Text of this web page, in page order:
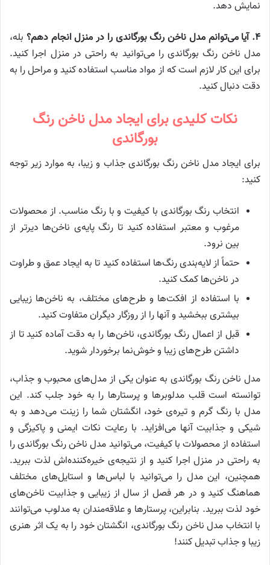
نمایش دهد.
۴. آیا می‌توانم مدل ناخن رنگ بورگاندی را در منزل انجام دهم؟
بله،
مدل ناخن رنگ بورگاندی را می‌توانید به راحتی در منزل اجرا کنید.
برای این کار لازم است که از مواد مناسب استفاده کنید و مراحل را به
دقت دنبال کنید.
نکات کلیدی برای ایجاد مدل ناخن رنگ
بورگاندی
برای ایجاد مدل ناخن رنگ بورگاندی جذاب و زیبا، به موارد زیر توجه
کنید:
انتخاب رنگ بورگاندی با کیفیت و با رنگ مناسب. از محصولات
مرغوب و معتبر استفاده کنید تا رنگ پایه‌ی ناخن‌ها دیرتر از
بین نرود.
حتماً از لایه‌بندی رنگ‌ها استفاده کنید تا به ایجاد عمق و طراوت
در ناخن‌ها کمک کنید.
با استفاده از افکت‌ها و طرح‌های مختلف، به ناخن‌ها زیبایی
بیشتری ببخشید و آنها را از روزگار دیگران متفاوت کنید.
قبل از اعمال رنگ بورگاندی، ناخن‌ها را به دقت آماده کنید تا از
داشتن طرح‌های زیبا و خوش‌نما برخوردار شوید.
مدل ناخن رنگ بورگاندی به عنوان یکی از مدل‌های محبوب و جذاب،
توانسته است قلب مد‌لوبرها و پرستارها را به خود جلب کند. این
مدل با رنگ گرم و تیره‌ی خود، انگشتان شما را زینت می‌دهد و به
شیکی و جذابیت آنها می‌افزاید. با رعایت نکات ایمنی و پاکیزگی و
استفاده از محصولات با کیفیت، می‌توانید مدل ناخن رنگ بورگاندی را
به راحتی در منزل اجرا کنید و از نتیجه‌ی خیره‌کننده‌اش لذت ببرید.
همچنین، این مدل را می‌توانید با لباس‌ها و استایل‌های مختلف
هماهنگ کنید و در هر فصل از سال از زیبایی و جذابیت ناخن‌های
خود لذت ببرید. بنابراین، پرستارها و علاقه‌مندان به مد‌لوب می‌توانند
با انتخاب مدل ناخن رنگ بورگاندی، انگشتان خود را به یک اثر هنری
زیبا و جذاب تبدیل کنند!